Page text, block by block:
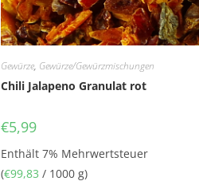
Gewürze, Gewürze/Gewürzmischungen
Chili Jalapeno Granulat rot
€5,99
Enthält 7% Mehrwertsteuer
(€99,83 / 1000 g)